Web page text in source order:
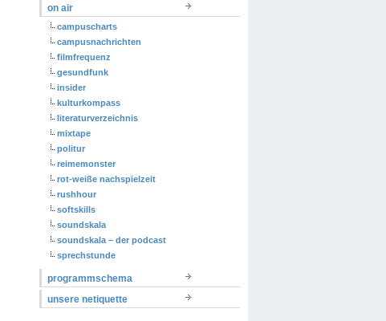
on air
campuscharts
campusnachrichten
filmfrequenz
gesundfunk
insider
kulturkompass
literaturverzeichnis
mixtape
politur
reimemonster
rot-weiße nachspielzeit
rushhour
softskills
soundskala
soundskala – der podcast
sprechstunde
programmschema
unsere netiquette